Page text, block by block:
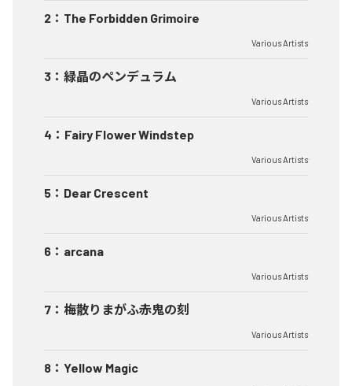
2 ： The Forbidden Grimoire
Various Artists
3 ： 緑晶のペンデュラム
Various Artists
4 ： Fairy Flower Windstep
Various Artists
5 ： Dear Crescent
Various Artists
6 ： arcana
Various Artists
7 ： 梅散りまがふ赤鬼の刻
Various Artists
8 ： Yellow Magic